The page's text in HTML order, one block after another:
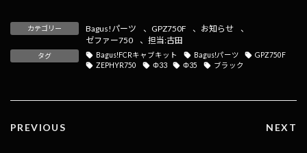
e
b
o
k
e
e
n
a
ai
l
p
y
Li
k
カテゴリー Bagus!パーツ 、 GPZ750F 、 お知らせ
、
ゼファー750
、 担当:古田
タグ Bagus!FCRキャブキット Bagus!パーツ
GPZ750F
ZEPHYR750
Φ33 Φ35 ブラック
PREVIOUS NEXT